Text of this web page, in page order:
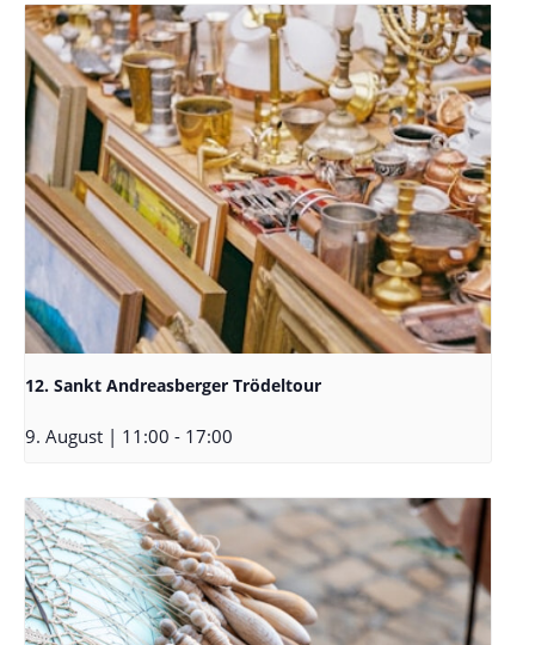
12. Sankt Andreasberger Trödeltour
9. August | 11:00 - 17:00